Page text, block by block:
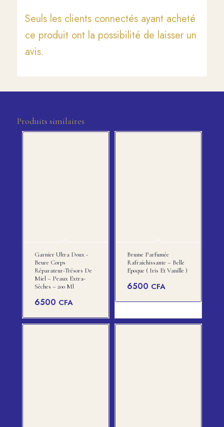
Seuls les clients connectés ayant acheté
ce produit ont la possibilité de laisser un
avis.
Produits similaires
Garnier Ultra Doux -
Beure Corps
Réparateur-Trésors De
Miel – Peaux Extra-
Sèches – 200 Ml
6500 CFA
Brume Parfumée
Rafraichissante – Belle
Epoque ( Iris Et Vanille )
6500 CFA